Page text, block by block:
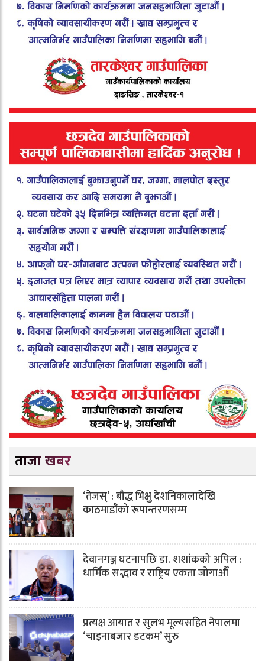
ताजा खबर
‘तेजस्’ : बौद्ध भिक्षु देशनिकालादेखि
काठमाडौंको रूपान्तरणसम्म
देवानगञ्ज घटनापछि डा. शशांककाे अपिल :
धार्मिक सद्भाव र राष्ट्रिय एकता जोगाऔँ
प्रत्यक्ष आयात र सुलभ मूल्यसहित नेपालमा
‘चाइनाबजार डटकम’ सुरु